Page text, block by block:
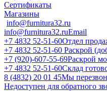
Сертификаты
Магазины
info@furnitura32.ru
info@furnitura32.ruEmail
+7 4832 52-51-60Отдел
+7 4832 52-51-60 Раскрой
+7 (920)-607-55-69Раскрой
+7 4832 52-51-60Склад
8 (4832) 20 01 45Мы
Недоступен для обратного